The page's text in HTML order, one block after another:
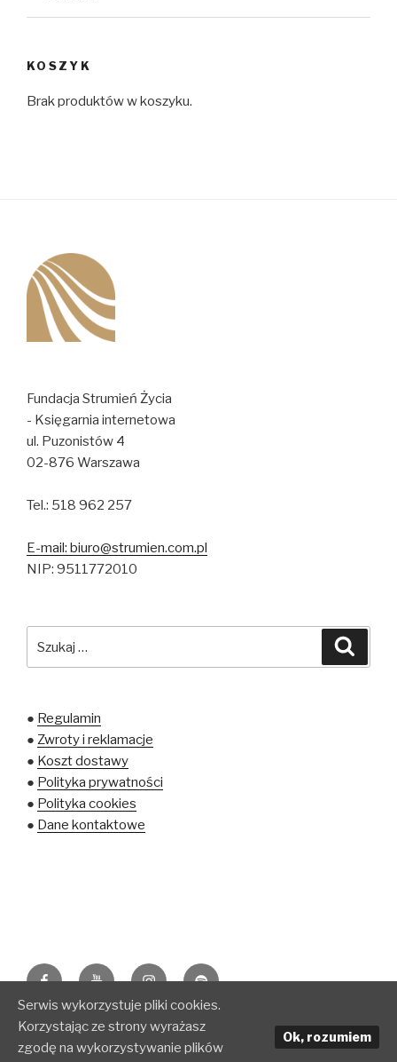
KOSZYK
Brak produktów w koszyku.
Fundacja Strumień Życia
- Księgarnia internetowa
ul. Puzonistów 4
02-876 Warszawa
Tel.: 518 962 257
E-mail: biuro@strumien.com.pl
NIP: 9511772010
● Regulamin
● Zwroty i reklamacje
● Koszt dostawy
● Polityka prywatności
● Polityka cookies
● Dane kontaktowe
FacebookYouTubeInstagramspotify
Polityka prywatności
Dumnie wspierane przez
WordPressa
Serwis wykorzystuje pliki cookies.
Korzystając ze strony wyrażasz
zgodę na wykorzystywanie plików
Ok, rozumiem